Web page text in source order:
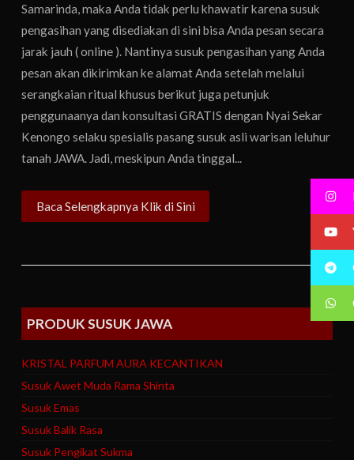
Samarinda, maka Anda tidak perlu khawatir karena susuk
pengasihan yang disediakan di sini bisa Anda pesan secara
jarak jauh ( online ). Nantinya susuk pengasihan yang Anda
pesan akan dikirimkan ke alamat Anda setelah melalui
serangkaian ritual khusus berikut juga petunjuk
penggunaanya dan konsultasi GRATIS dengan Nyai Sekar
Kenongo selaku spesialis pasang susuk asli warisan leluhur
tanah JAWA. Jadi, meskipun Anda tinggal...
Baca Selengkapnya Klik di Sini
PRODUK SUSUK JAWA
KRISTAL PARFUM AURA KECANTIKAN
Susuk Awet Muda Rama Shinta
Susuk Emas
Susuk Balik Rasa
Susuk Pengikat Sukma